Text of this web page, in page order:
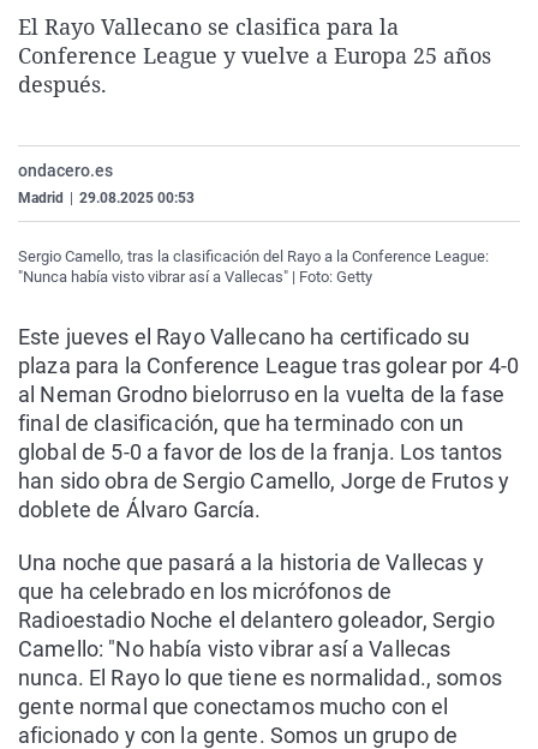
La rosa de los vientos
Gente viajera
Caso
Retornados
Operación Viuda
Extremadura
Galicia
Navarra
Virales
Televisión
El Rayo Vallecano se clasifica para la
Conference League y vuelve a Europa 25 años
después.
ondacero.es
Madrid 29.08.2025 00:53
Sergio Camello, tras la clasificación del Rayo a la Conference League:
"Nunca había visto vibrar así a Vallecas" | Foto: Getty
Este jueves el Rayo Vallecano ha certificado su
plaza para la Conference League tras golear por 4-0
al Neman Grodno bielorruso en la vuelta de la fase
final de clasificación, que ha terminado con un
global de 5-0 a favor de los de la franja. Los tantos
han sido obra de Sergio Camello, Jorge de Frutos y
doblete de Álvaro García.
Una noche que pasará a la historia de Vallecas y
que ha celebrado en los micrófonos de
Radioestadio Noche el delantero goleador, Sergio
Camello: "No había visto vibrar así a Vallecas
nunca. El Rayo lo que tiene es normalidad., somos
gente normal que conectamos mucho con el
aficionado y con la gente. Somos un grupo de